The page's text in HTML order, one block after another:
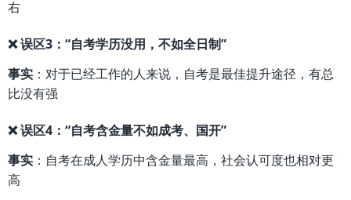
右
❌ 误区3：“自考学历没用，不如全日制”
事实：对于已经工作的人来说，自考是最佳提升途径，有总
比没有强
❌ 误区4：“自考含金量不如成考、国开”
事实：自考在成人学历中含金量最高，社会认可度也相对更
高